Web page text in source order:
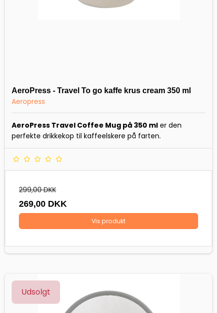
AeroPress - Travel To go kaffe krus cream 350 ml
Aeropress
AeroPress Travel Coffee Mug på 350 ml er den
perfekte drikkekop til kaffeelskere på farten.
299,00 DKK
269,00 DKK
Vis produkt
Udsolgt